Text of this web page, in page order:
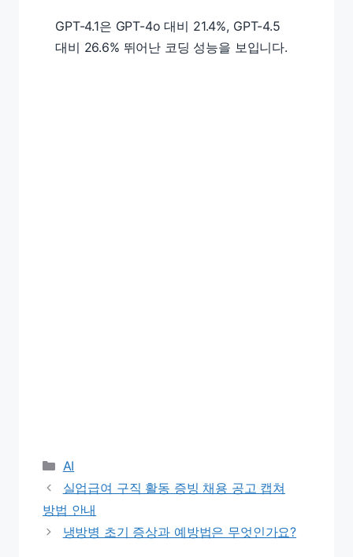
GPT-4.1은 GPT-4o 대비 21.4%, GPT-4.5
대비 26.6% 뛰어난 코딩 성능을 보입니다.
Categories
AI
실업급여 구직 활동 증빙 채용 공고 캡쳐
방법 안내
냉방병 초기 증상과 예방법은 무엇인가요?